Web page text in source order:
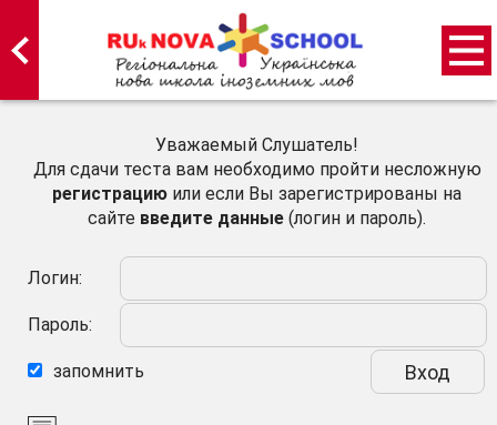
Уважаемый Слушатель!
Для сдачи теста вам необходимо пройти несложную
регистрацию или если Вы зарегистрированы на
сайте введите данные (логин и пароль).
Логин:
Пароль:
запомнить